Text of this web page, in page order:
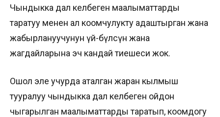
Чындыкка дал келбеген маалыматтарды
таратуу менен ал коомчулукту адаштырган жана
жабырлануучунун үй-бүлөсүнө жана
жагдайларына эч кандай тиешеси жок.
Ошол эле учурда аталган жаран кылмыш
тууралуу чындыкка дал келбеген ойдон
чыгарылган маалыматтарды таратып, коомдогу